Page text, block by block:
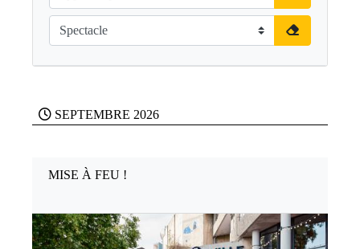
SEPTEMBRE 2026
MISE À FEU !